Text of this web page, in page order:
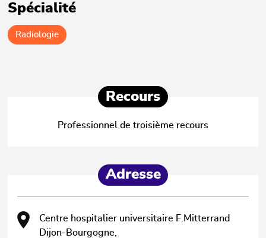
Spécialité
Radiologie
Recours
Professionnel de troisième recours
Adresse
Centre hospitalier universitaire F.Mitterrand
Dijon-Bourgogne,